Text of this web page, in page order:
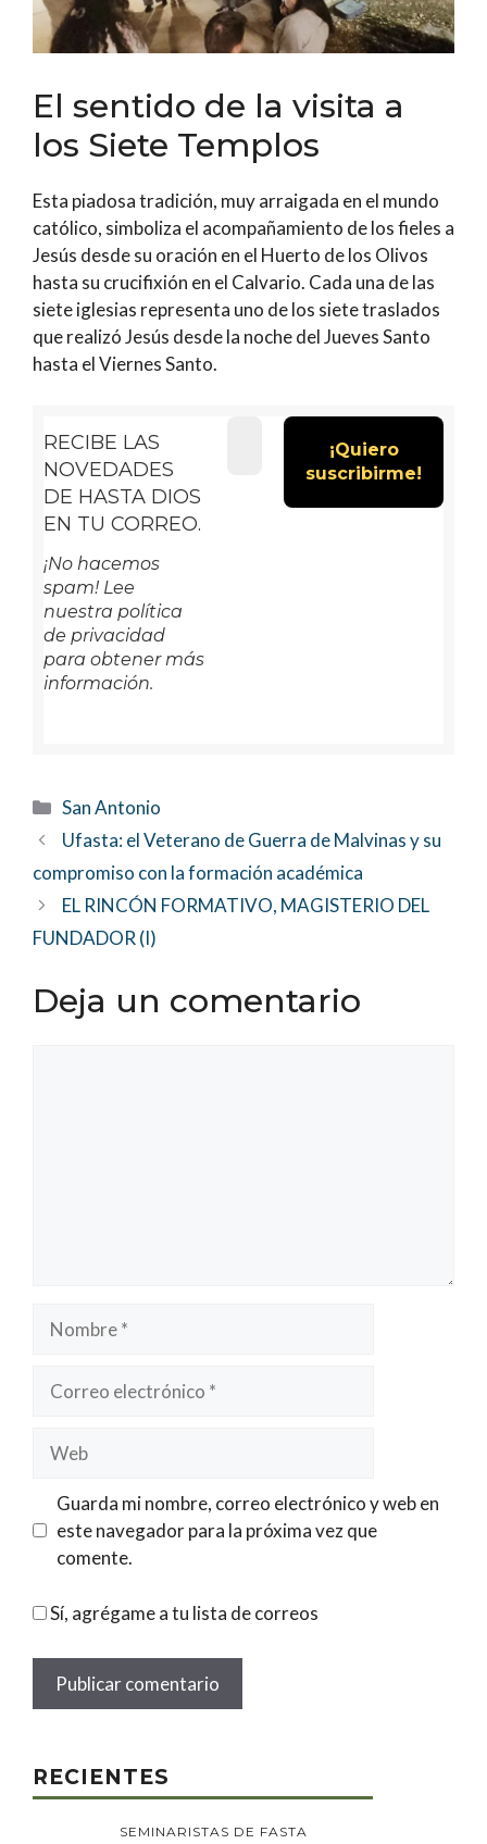
El sentido de la visita a
los Siete Templos
Esta piadosa tradición, muy arraigada en el mundo
católico, simboliza el acompañamiento de los fieles a
Jesús desde su oración en el Huerto de los Olivos
hasta su crucifixión en el Calvario. Cada una de las
siete iglesias representa uno de los siete traslados
que realizó Jesús desde la noche del Jueves Santo
hasta el Viernes Santo.
RECIBE LAS
NOVEDADES
DE HASTA DIOS
EN TU CORREO.
¡No hacemos
spam! Lee
nuestra política
de privacidad
para obtener más
información.
Categorías
San Antonio
Ufasta: el Veterano de Guerra de Malvinas y su
compromiso con la formación académica
EL RINCÓN FORMATIVO, MAGISTERIO DEL
FUNDADOR (I)
Deja un comentario
Nombre
Correo
electrónico
Web
Guarda mi nombre, correo electrónico y web en
este navegador para la próxima vez que
comente.
Sí, agrégame a tu lista de correos
RECIENTES
SEMINARISTAS DE FASTA